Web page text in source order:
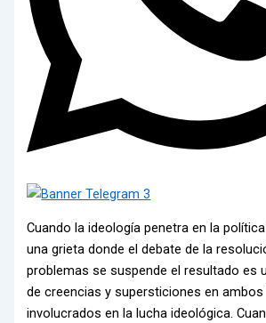
Cuando la ideología penetra en la
una grieta donde el debate de la
problemas se suspende el resultado es
de creencias y supersticiones en ambos
involucrados en la lucha ideológica.